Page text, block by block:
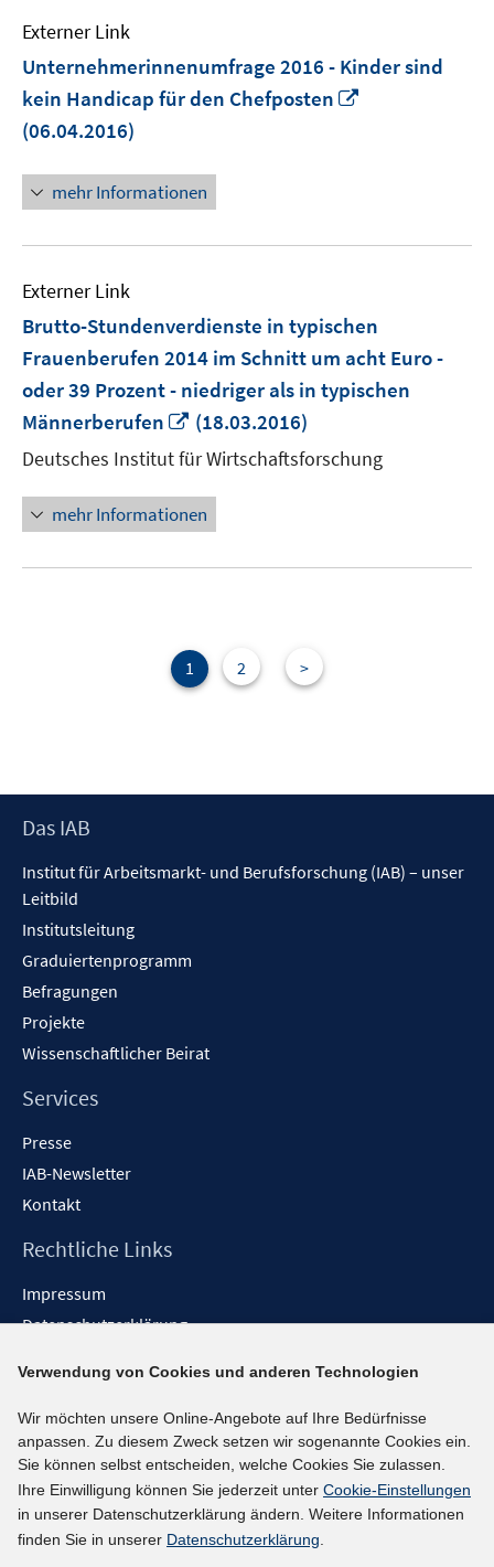
Externer Link
Unternehmerinnenumfrage 2016 - Kinder sind
kein Handicap für den Chefposten
(06.04.2016)
mehr Informationen
Externer Link
Brutto-Stundenverdienste in typischen
Frauenberufen 2014 im Schnitt um acht Euro -
oder 39 Prozent - niedriger als in typischen
Männerberufen
In
neuem
Fenster
öffnen
(18.03.2016)
Deutsches Institut für Wirtschaftsforschung
mehr Informationen
1 2 >
Footer
Das IAB
Institut für Arbeitsmarkt- und Berufsforschung (IAB) – unser
Leitbild
Institutsleitung
Graduiertenprogramm
Befragungen
Projekte
Wissenschaftlicher Beirat
Services
Presse
IAB-Newsletter
Kontakt
Rechtliche Links
Impressum
Datenschutzerklärung
Barrieren melden
Social-Media-Kanäle
BlueSky
YouTube
LinkedIn
Verwendung von Cookies und anderen Technologien
Wir möchten unsere Online-Angebote auf Ihre Bedürfnisse
anpassen. Zu diesem Zweck setzen wir sogenannte Cookies ein.
Sie können selbst entscheiden, welche Cookies Sie zulassen.
Ihre Einwilligung können Sie jederzeit unter Cookie-Einstellungen
in unserer Datenschutzerklärung ändern. Weitere Informationen
finden Sie in unserer Datenschutzerklärung.